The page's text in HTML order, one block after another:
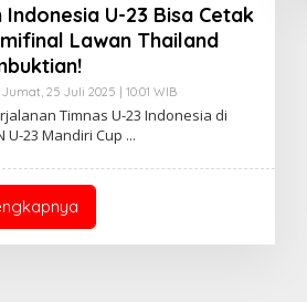
R
N
S
I
Indonesia U-23 Bisa Cetak
Lawan Thailand
Jumat, 25 Juli 2025 | 10:01 WIBO
E
E
N
Timnas U-23 Indonesia di
U-23 Mandiri Cup